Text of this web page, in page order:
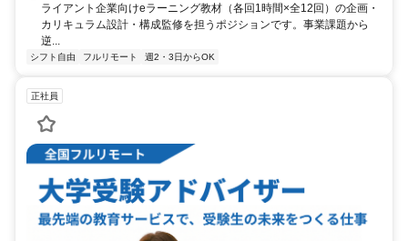
ライアント企業向けeラーニング教材（各回1時間×全12回）の企画・
カリキュラム設計・構成監修を担うポジションです。事業課題から
逆...
シフト自由 フルリモート 週2・3日からOK
正社員